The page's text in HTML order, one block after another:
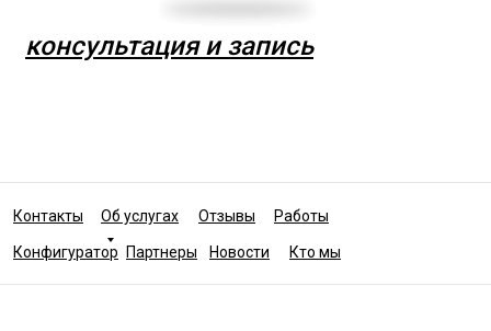
Кто мы
Конфигуратор
Отзывы
Об услугах
консультация и запись
Работы
Партнеры Новости
Контакты